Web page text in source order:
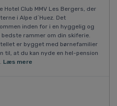
Club MMV Les Bergers, der
i Alpe d´Huez. Det
inden for i en hyggelig og
rammer om din skiferie.
er bygget med børnefamilier
til, at du kan nyde en hel-pension
Læs mere